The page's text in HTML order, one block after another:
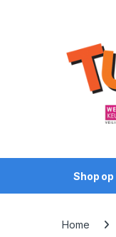
Shop
Home